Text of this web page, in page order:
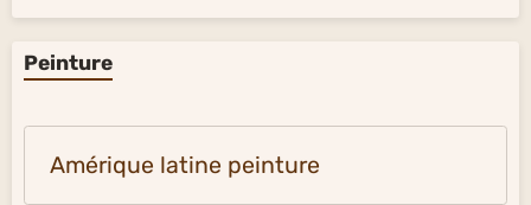
Peinture
Amérique latine peinture